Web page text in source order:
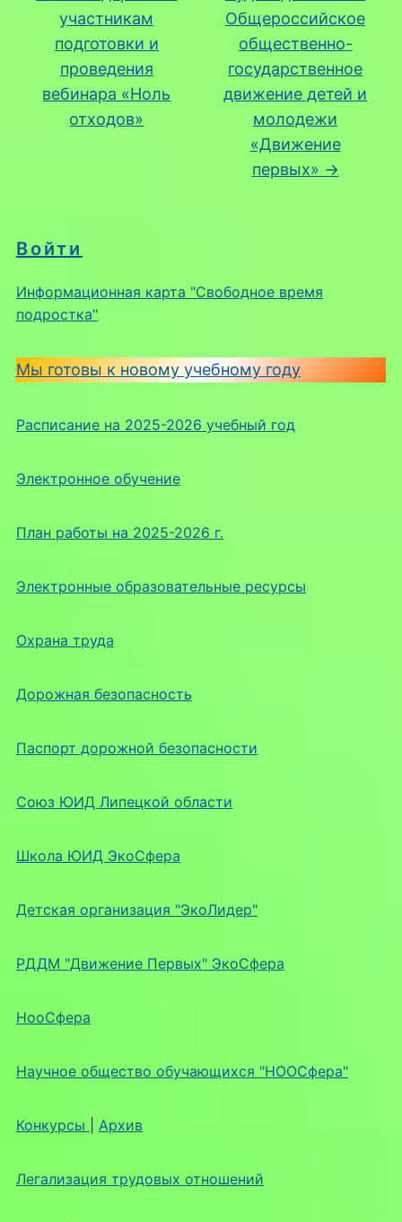
Войти
Информационная карта "Свободное время
подростка"
Мы готовы к новому учебному году
Расписание на 2025-2026 учебный год
Электронное обучение
План работы на 2025-2026 г.
Электронные образовательные ресурсы
Охрана труда
Дорожная безопасность
Паспорт дорожной безопасности
Союз ЮИД Липецкой области
Школа ЮИД ЭкоСфера
Детская организация "ЭкоЛидер"
РДДМ "Движение Первых" ЭкоСфера
НооСфера
Научное общество обучающихся "НООСфера"
Конкурсы Архив
Легализация трудовых отношений
участникам
подготовки и
проведения
вебинара «Ноль
отходов»
Общероссийское
общественно-
государственное
движение детей и
молодежи
«Движение
первых» →